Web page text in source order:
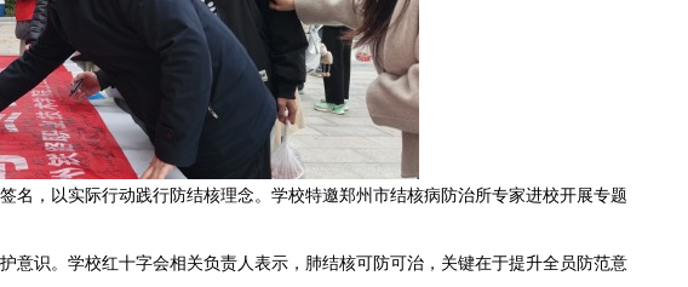
名，以实际行动践行防结核理念。学校特邀郑州市结核病防治所专家进校开展专题
意识。学校红十字会相关负责人表示，肺结核可防可治，关键在于提升全员防范意